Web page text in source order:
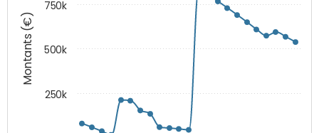
Montants (€)
250k
500k
750k